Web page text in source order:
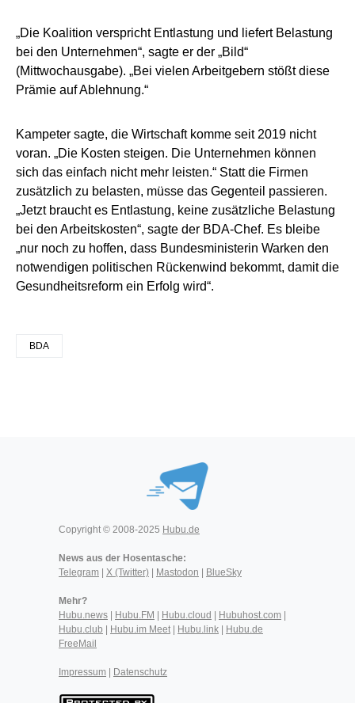
„Die Koalition verspricht Entlastung und liefert Belastung
bei den Unternehmen“, sagte er der „Bild“
(Mittwochausgabe). „Bei vielen Arbeitgebern stößt diese
Prämie auf Ablehnung.“
Kampeter sagte, die Wirtschaft komme seit 2019 nicht
voran. „Die Kosten steigen. Die Unternehmen können
sich das einfach nicht mehr leisten.“ Statt die Firmen
zusätzlich zu belasten, müsse das Gegenteil passieren.
„Jetzt braucht es Entlastung, keine zusätzliche Belastung
bei den Arbeitskosten“, sagte der BDA-Chef. Es bleibe
„nur noch zu hoffen, dass Bundesministerin Warken den
notwendigen politischen Rückenwind bekommt, damit die
Gesundheitsreform ein Erfolg wird“.
BDA
Copyright © 2008-2025 Hubu.de
News aus der Hosentasche:
Telegram
X (Twitter) Mastodon BlueSky
Mehr?
Hubu.news
Hubu.FM Hubu.cloud Hubuhost.com
Hubu.club
Hubu.im Meet| Hubu.link
Hubu.de
FreeMail
Impressum Datenschutz